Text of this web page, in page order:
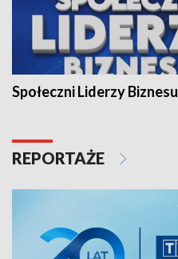
Społeczni Liderzy Biznesu
REPORTAŻE